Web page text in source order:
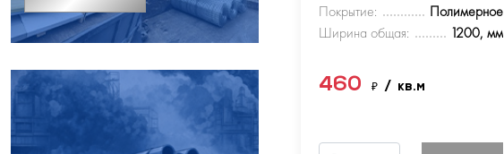
Покрытие:
Полимерное
Ширина общая:
1200, мм
460₽/ кв.м